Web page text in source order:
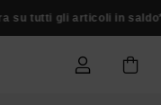
tutti gli articoli in saldo*